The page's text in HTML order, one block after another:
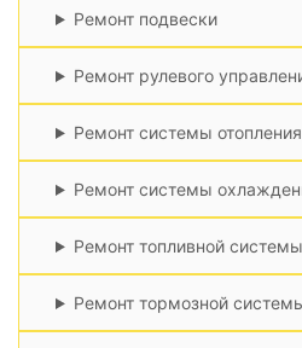
Ремонт подвески
Ремонт рулевого
Ремонт системы отопления
Ремонт системы
Ремонт топливной системы
Ремонт тормозной